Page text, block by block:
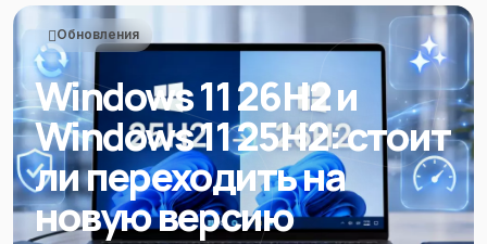
Обновления
Windows 11 26H2 и
Windows 11 25H2: стоит
ли переходить на
новую версию